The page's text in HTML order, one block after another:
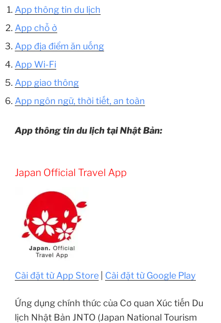
App thông tin du lịch
App chỗ ở
App địa điểm ăn uống
App Wi-Fi
App giao thông
App ngôn ngữ, thời tiết, an toàn
App thông tin du lịch tại Nhật Bản:
Japan Official Travel App
Cài đặt từ App Store Cài đặt từ Google Play
Ứng dụng chính thức của Cơ quan Xúc tiến Du
lịch Nhật Bản JNTO (Japan National Tourism